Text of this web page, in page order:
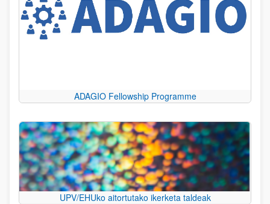
ADAGIO Fellowship Programme
UPV/EHUko aitortutako ikerketa taldeak